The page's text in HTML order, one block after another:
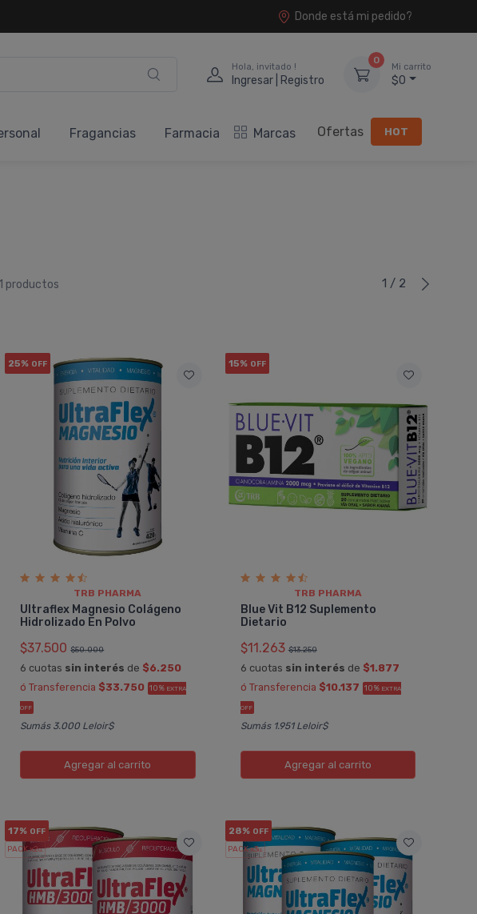
Donde está mi pedido?
Hola, invitado !
Ingresar | Registro
0
Mi carrito
$0
Fragancias Farmacia Marcas Ofertas HOT
6 Ultraflex Colágeno
En Sobres
Julio
Pack 3 Ultraflex Hmb 3000
Colágeno Hidrolizado
productos 1 / 2
25% OFF
TRB PHARMA
Ultraflex Magnesio Colágeno
Hidrolizado En Polvo
$37.500 $50.000
6 cuotas sin interés de $6.250
ó Transferencia $33.750 10% EXTRA
OFF
Sumás 3.000 Leloir$
Agregar al carrito
15% OFF
TRB PHARMA
Blue Vit B12 Suplemento
Dietario
$11.263 $13.250
6 cuotas sin interés de $1.877
ó Transferencia $10.137 10% EXTRA
OFF
Sumás 1.951 Leloir$
Agregaral carrito
17% OFF
PACK x2u.
28% OFF
PACK x3u.